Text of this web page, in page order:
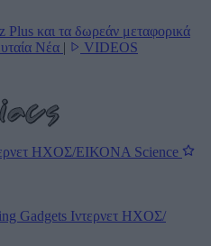
Plus και τα δωρεάν μεταφορικά
Νέα | VIDEOS
ΗΧΟΣ/ΕΙΚΟΝΑ Science
Gadgets Ιντερνετ ΗΧΟΣ/